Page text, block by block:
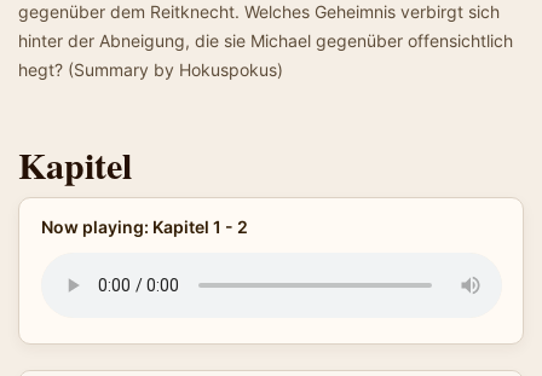
gegenüber dem Reitknecht. Welches Geheimnis verbirgt sich
hinter der Abneigung, die sie Michael gegenüber offensichtlich
hegt? (Summary by Hokuspokus)
Kapitel
Now playing: Kapitel 1 - 2